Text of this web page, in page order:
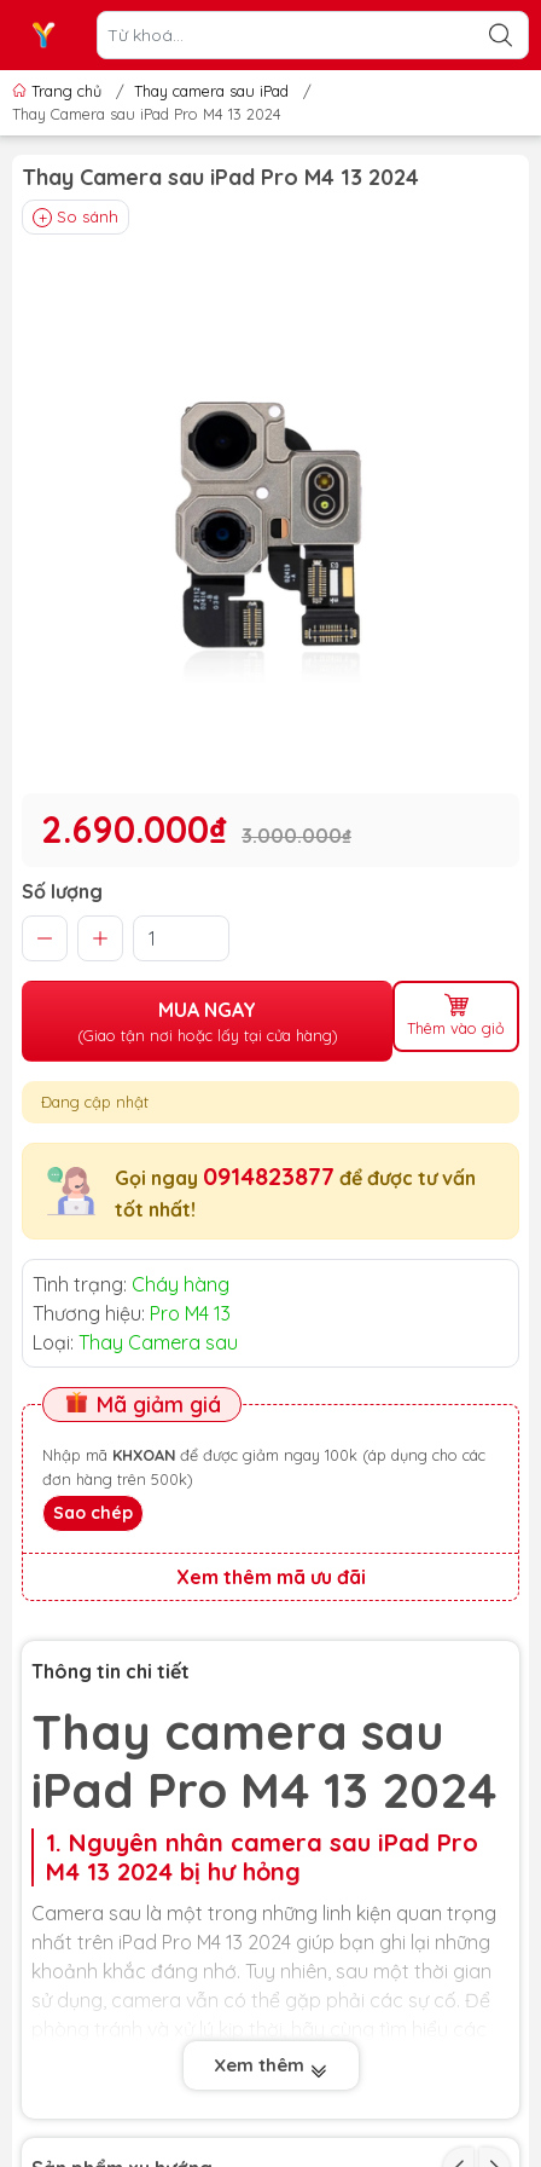
Trang chủ / Thay camera sau iPad
/
Thay Camera sau iPad Pro M4 13 2024
Thay Camera sau iPad Pro M4 13 2024
So sánh
2.690.000₫ 3.000.000₫
Số lượng
MUA NGAY
(Giao tận nơi hoặc lấy tại cửa hàng) Thêm vào giỏ
Đang cập nhật
Gọi ngay 0914823877 để được tư vấn
tốt nhất!
Tình trạng: Cháy hàng
Thương hiệu: Pro M4 13
Loại: Thay Camera sau
Mã giảm giá
Nhập mã KHXOAN
đơn hàng trên 500k)
Sao chép
Xem thêm mã ưu đãi
Thông tin chi tiết
Thay camera sau
iPad Pro M4 13 2024
1. Nguyên nhân camera sau iPad Pro
M4 13 2024 bị hư hỏng
Camera sau là một trong những linh kiện quan trọng
nhất trên iPad Pro M4 13 2024 giúp bạn ghi lại những
khoảnh khắc đáng nhớ. Tuy nhiên, sau một thời gian
sử dụng, camera vẫn có thể gặp phải các sự cố. Để
nguyên nhân phổ biến dẫn đến việc phải thay
camera sau iPad Pro M4 13 2024:
- Va đập mạnh hoặc rơi rớt: Đây là lý do hàng đầu
Xem thêm